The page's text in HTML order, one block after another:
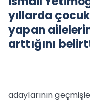
yıllarda
yapan
arttığını
adaylarının